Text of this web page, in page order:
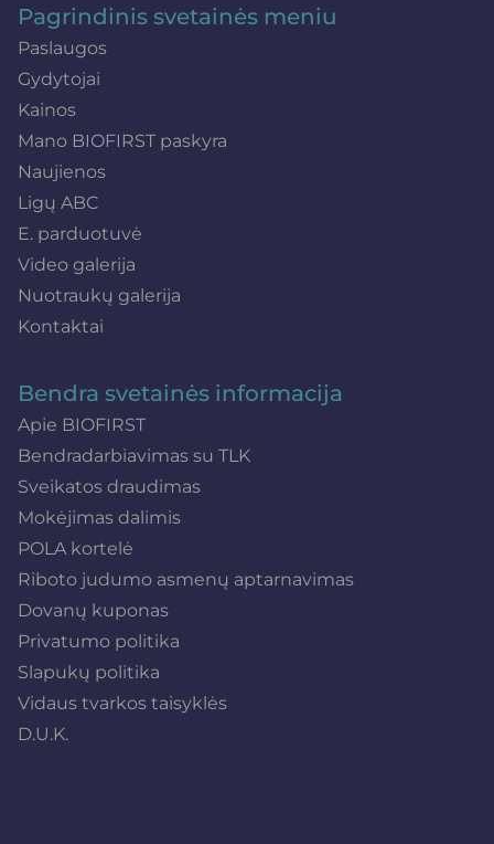
Pagrindinis svetainės meniu
Paslaugos
Gydytojai
Kainos
Mano BIOFIRST paskyra
Naujienos
Ligų ABC
E. parduotuvė
Video galerija
Nuotraukų galerija
Kontaktai
Bendra svetainės informacija
Apie BIOFIRST
Bendradarbiavimas su TLK
Sveikatos draudimas
Mokėjimas dalimis
POLA kortelė
Riboto judumo asmenų aptarnavimas
Dovanų kuponas
Privatumo politika
Slapukų politika
Vidaus tvarkos taisyklės
D.U.K.